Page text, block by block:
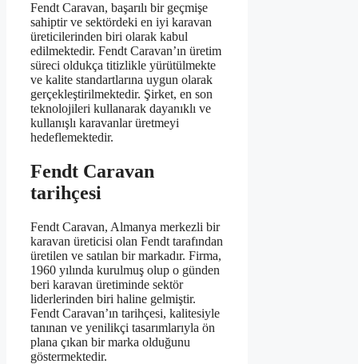
Fendt Caravan, başarılı bir geçmişe
sahiptir ve sektördeki en iyi karavan
üreticilerinden biri olarak kabul
edilmektedir. Fendt Caravan’ın üretim
süreci oldukça titizlikle yürütülmekte
ve kalite standartlarına uygun olarak
gerçekleştirilmektedir. Şirket, en son
teknolojileri kullanarak dayanıklı ve
kullanışlı karavanlar üretmeyi
hedeflemektedir.
Fendt Caravan
tarihçesi
Fendt Caravan, Almanya merkezli bir
karavan üreticisi olan Fendt tarafından
üretilen ve satılan bir markadır. Firma,
1960 yılında kurulmuş olup o günden
beri karavan üretiminde sektör
liderlerinden biri haline gelmiştir.
Fendt Caravan’ın tarihçesi, kalitesiyle
tanınan ve yenilikçi tasarımlarıyla ön
plana çıkan bir marka olduğunu
göstermektedir.